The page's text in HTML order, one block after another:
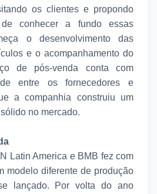
os clientes e propondo
conhecer a fundo essas
o desenvolvimento das
e o acompanhamento do
de pós-venda conta com
entre os fornecedores e
a companhia construiu um
no mercado.
Latin America e BMB fez com
modelo diferente de produção
lançado. Por volta do ano